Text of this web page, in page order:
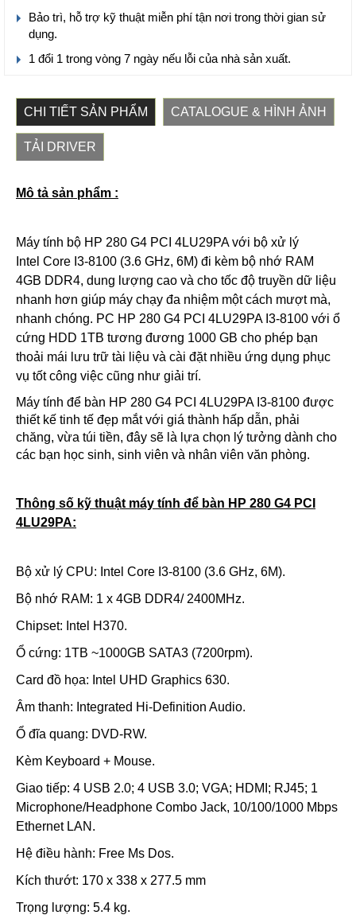
Bảo trì, hỗ trợ kỹ thuật miễn phí tận nơi trong thời gian sử
dụng.
1 đổi 1 trong vòng 7 ngày nếu lỗi của nhà sản xuất.
CHI TIẾT SẢN PHẨM CATALOGUE & HÌNH ẢNH
TẢI DRIVER
Mô tả sản phẩm :
Máy tính bộ HP 280 G4 PCI 4LU29PA với bộ xử lý
Intel Core I3-8100 (3.6 GHz, 6M) đi kèm bộ nhớ RAM
4GB DDR4, dung lượng cao và cho tốc độ truyền dữ liệu
nhanh hơn giúp máy chạy đa nhiệm một cách mượt mà,
nhanh chóng. PC HP 280 G4 PCI 4LU29PA I3-8100 với ổ
cứng HDD 1TB tương đương 1000 GB cho phép bạn
thoải mái lưu trữ tài liệu và cài đặt nhiều ứng dụng phục
vụ tốt công việc cũng như giải trí.
Máy tính để bàn HP 280 G4 PCI 4LU29PA I3-8100 được
thiết kế tinh tế đẹp mắt với giá thành hấp dẫn, phải
chăng, vừa túi tiền, đây sẽ là lựa chọn lý tưởng dành cho
các bạn học sinh, sinh viên và nhân viên văn phòng.
Thông số kỹ thuật máy tính để bàn HP 280 G4 PCI
4LU29PA:
Bộ xử lý CPU: Intel Core I3-8100 (3.6 GHz, 6M).
Bộ nhớ RAM: 1 x 4GB DDR4/ 2400MHz.
Chipset: Intel H370.
Ổ cứng: 1TB ~1000GB SATA3 (7200rpm).
Card đồ họa: Intel UHD Graphics 630.
Âm thanh: Integrated Hi-Definition Audio.
Ổ đĩa quang: DVD-RW.
Kèm Keyboard + Mouse.
Giao tiếp: 4 USB 2.0; 4 USB 3.0; VGA; HDMI; RJ45; 1
Microphone/Headphone Combo Jack, 10/100/1000 Mbps
Ethernet LAN.
Hệ điều hành: Free Ms Dos.
Kích thướt: 170 x 338 x 277.5 mm
Trọng lượng: 5.4 kg.